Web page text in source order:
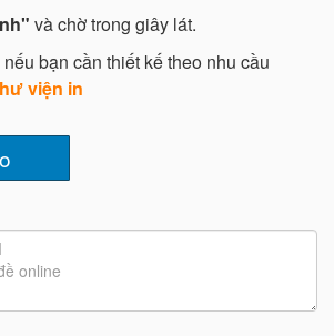
và chờ trong giây lát.
bạn cần thiết kế theo nhu cầu
viện in